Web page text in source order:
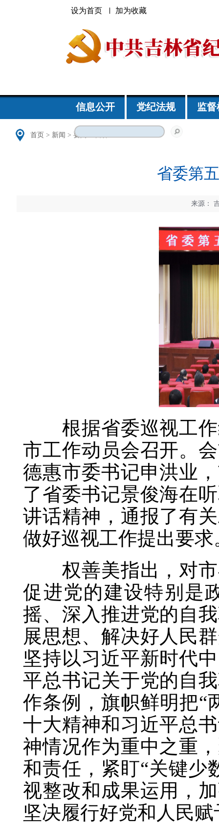
设为首页 加为收藏
信息公开 党纪法规 监
首页 > 新闻 > 要闻>吉林
省委第
来源：
根据省委巡视工作
市工作动员会召开。
德惠市委书记申洪业
了省委书记景俊海在
讲话精神，通报了有
做好巡视工作提出要
权善美指出，对市
促进党的建设特别是
摇、深入推进党的自
展思想、解决好人民
坚持以习近平新时代
平总书记关于党的自
作条例，旗帜鲜明把“
十大精神和习近平总
神情况作为重中之重
和责任，紧盯“关键少
视整改和成果运用，
坚决履行好党和人民